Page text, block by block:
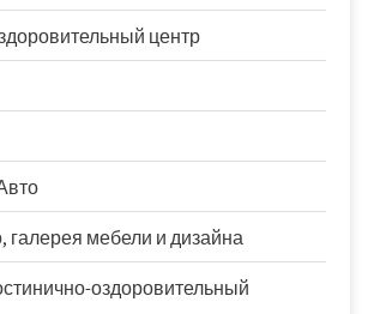
центр
галерея мебели и дизайна
оздоровительный